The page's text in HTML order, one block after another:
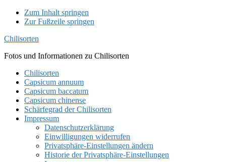
Zum Inhalt springen
Zur Fußzeile springen
Chilisorten
Fotos und Informationen zu Chilisorten
Chilisorten
Capsicum annuum
Capsicum baccatum
Capsicum chinense
Schärfegrad der Chilisorten
Impressum
Datenschutzerklärung
Einwilligungen widerrufen
Privatsphäre-Einstellungen ändern
Historie der Privatsphäre-Einstellungen